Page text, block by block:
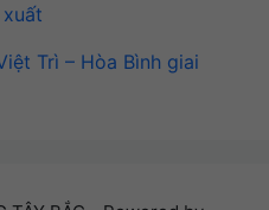
Trì – Hòa Bình giai